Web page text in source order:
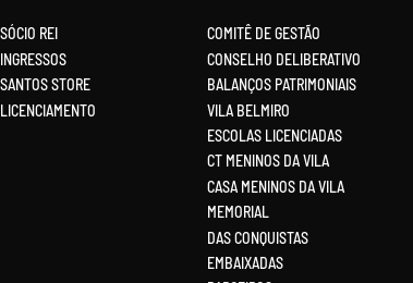
SÓCIO REI
INGRESSOS
SANTOS STORE
LICENCIAMENTO
COMITÊ DE GESTÃO
CONSELHO DELIBERATIVO
BALANÇOS PATRIMONIAIS
VILA BELMIRO
ESCOLAS LICENCIADAS
CT MENINOS DA VILA
CASA MENINOS DA VILA
MEMORIAL
DAS CONQUISTAS
EMBAIXADAS